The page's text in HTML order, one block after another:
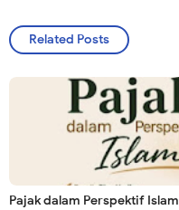
Related Posts
Pajak dalam Perspektif Islam